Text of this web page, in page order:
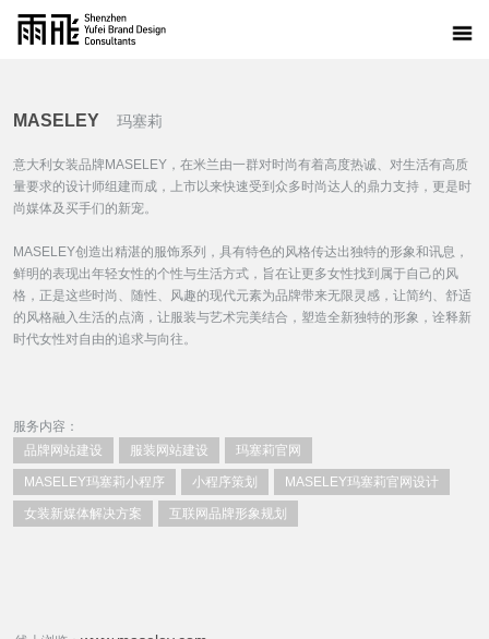
MASELEY 玛塞莉
意大利女装品牌MASELEY，在米兰由一群对时尚有着高度热诚、对生活有高质
量要求的设计师组建而成，上市以来快速受到众多时尚达人的鼎力支持，更是时
尚媒体及买手们的新宠。
MASELEY创造出精湛的服饰系列，具有特色的风格传达出独特的形象和讯息，
鲜明的表现出年轻女性的个性与生活方式，旨在让更多女性找到属于自己的风
格，正是这些时尚、随性、风趣的现代元素为品牌带来无限灵感，让简约、舒适
的风格融入生活的点滴，让服装与艺术完美结合，塑造全新独特的形象，诠释新
时代女性对自由的追求与向往。
服务内容：
品牌网站建设
服装网站建设 玛塞莉官网
MASELEY玛塞莉小程序 小程序策划 MASELEY玛塞莉官网设计
女装新媒体解决方案 互联网品牌形象规划